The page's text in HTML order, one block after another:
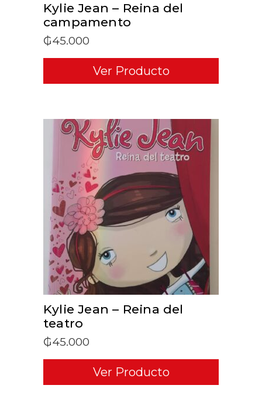
Kylie Jean – Reina del
campamento
₲45.000
Ver Producto
ADD TO CART
Kylie Jean – Reina del
teatro
₲45.000
Ver Producto